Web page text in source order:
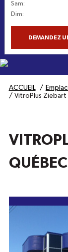
Sam:
Dim:
DEMANDEZ
ACCUEIL
VitroPlus